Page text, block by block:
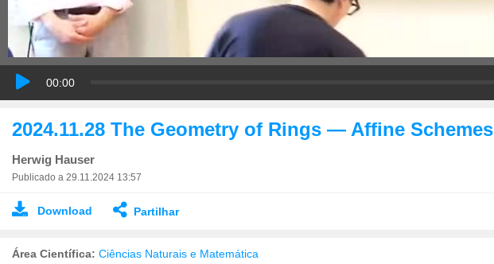
00:00
2024.11.28 The Geometry of Rings — Affine Schemes
Herwig Hauser
Publicado a 29.11.2024 13:57
Download Partilhar
Área Científica: Ciências Naturais e Matemática